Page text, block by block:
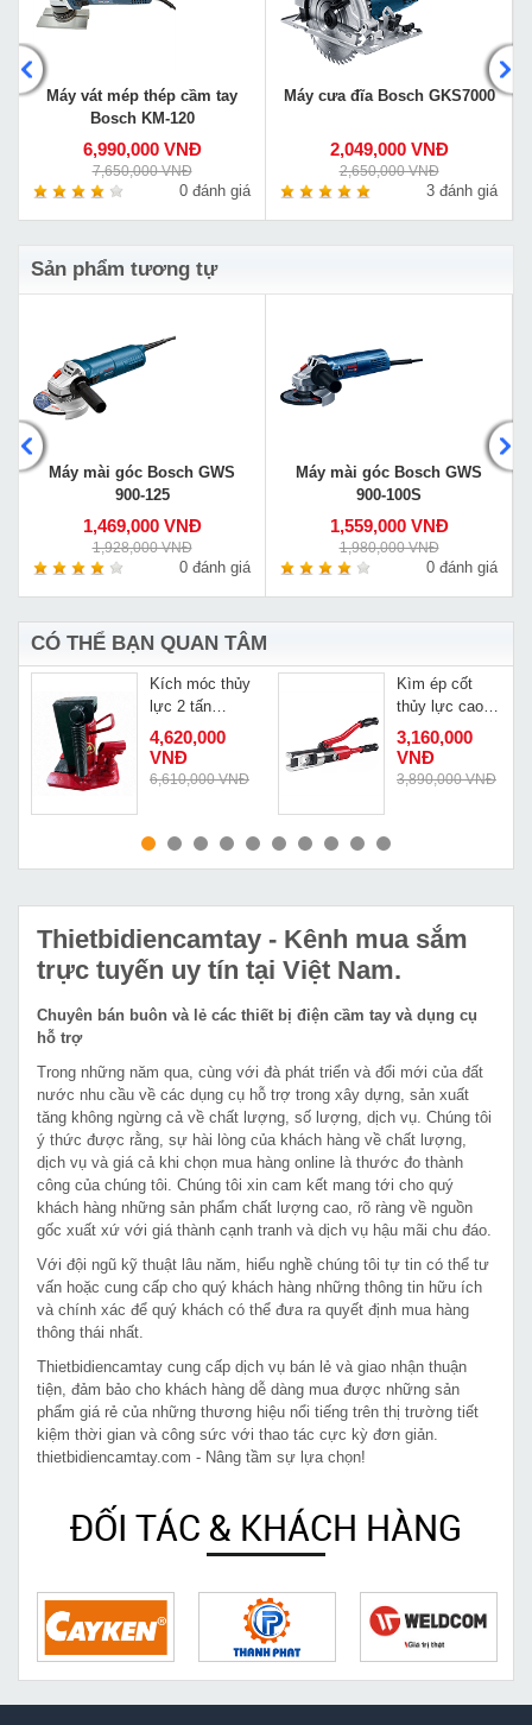
Máy vát mép thép cầm tay
Bosch KM-120
6,990,000 VNĐ
7,650,000 VNĐ
0 đánh giá
Máy cưa đĩa Bosch GKS7000
2,049,000 VNĐ
2,650,000 VNĐ
3 đánh giá
Sản phẩm tương tự
Máy mài góc Bosch GWS
900-125
1,469,000 VNĐ
1,928,000 VNĐ
0 đánh giá
Máy mài góc Bosch GWS
900-100S
1,559,000 VNĐ
1,980,000 VNĐ
0 đánh giá
CÓ THỂ BẠN QUAN TÂM
MUA NGAY
Kích móc thủy
lực 2 tấn
Masada MHC-
2RS-2
4,620,000
VNĐ
6,610,000 VNĐ
MUA NGAY
Kìm ép cốt
thủy lực cao
cấp Changyou
ZHO-300 có
van an toàn
3,160,000
VNĐ
3,890,000 VNĐ
Thietbidiencamtay - Kênh mua sắm
trực tuyến uy tín tại Việt Nam.
Chuyên bán buôn và lẻ các thiết bị điện cầm tay và dụng cụ
hỗ trợ
Trong những năm qua, cùng với đà phát triển và đổi mới của đất
nước nhu cầu về các dụng cụ hỗ trợ trong xây dựng, sản xuất
tăng không ngừng cả về chất lượng, số lượng, dịch vụ. Chúng tôi
ý thức được rằng, sự hài lòng của khách hàng về chất lượng,
dịch vụ và giá cả khi chọn mua hàng online là thước đo thành
công của chúng tôi. Chúng tôi xin cam kết mang tới cho quý
khách hàng những sản phẩm chất lượng cao, rõ ràng về nguồn
gốc xuất xứ với giá thành cạnh tranh và dịch vụ hậu mãi chu đáo.
Với đội ngũ kỹ thuật lâu năm, hiểu nghề chúng tôi tự tin có thể tư
vấn hoặc cung cấp cho quý khách hàng những thông tin hữu ích
và chính xác để quý khách có thể đưa ra quyết định mua hàng
thông thái nhất.
Thietbidiencamtay cung cấp dịch vụ bán lẻ và giao nhận thuận
tiện, đảm bảo cho khách hàng dễ dàng mua được những sản
phẩm giá rẻ của những thương hiệu nổi tiếng trên thị trường tiết
kiệm thời gian và công sức với thao tác cực kỳ đơn giản.
thietbidiencamtay.com - Nâng tầm sự lựa chọn!
ĐỐI TÁC & KHÁCH HÀNG